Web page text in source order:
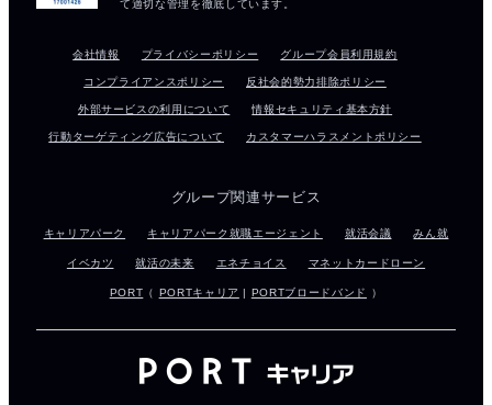
会社情報 プライバシーポリシー グループ会員利用規約
コンプライアンスポリシー 反社会的勢力排除ポリシー
外部サービスの利用について 情報セキュリティ基本方針
行動ターゲティング広告について カスタマーハラスメントポリシー